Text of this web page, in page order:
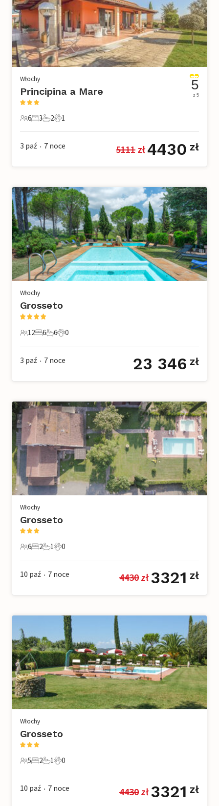
Włochy
Principina a Mare
6 Goście
6
3 Sypialnie
3
2 Łazienki
2
1 Zwierzę domowe
1
5
z 5
3 paź • 7 noce 5111 zł 4430 zł
Włochy
Grosseto
12 Goście
12
6 Sypialnie
6
6 Łazienki
6
0 Zwierzęta domowe
0
3 paź • 7 noce 23 346 zł
Włochy
Grosseto
6 Goście
6
2 Sypialnie
2
1 Łazienka
1
0 Zwierzęta domowe
0
10 paź • 7 noce 4430 zł 3321 zł
Włochy
Grosseto
5 Goście
5
2 Sypialnie
2
1 Łazienka
1
0 Zwierzęta domowe
0
10 paź • 7 noce 4430 zł 3321 zł